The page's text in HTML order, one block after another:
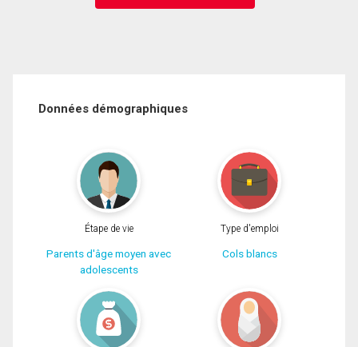
Données démographiques
Étape de vie
Parents d'âge moyen avec
adolescents
Type d'emploi
Cols blancs